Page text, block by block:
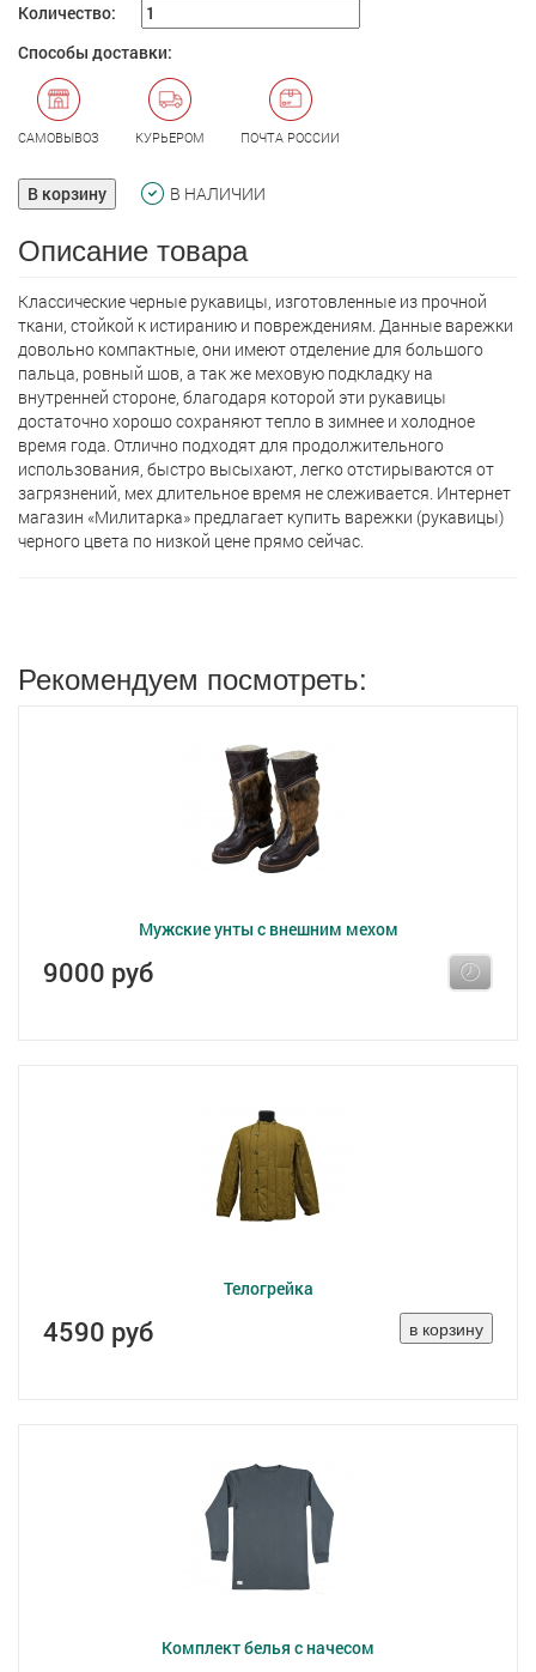
Количество:
Способы доставки:
САМОВЫВОЗ КУРЬЕРОМ ПОЧТА РОССИИ
В корзину В НАЛИЧИИ
Описание товара
Классические черные рукавицы, изготовленные из прочной
ткани, стойкой к истиранию и повреждениям. Данные варежки
довольно компактные, они имеют отделение для большого
пальца, ровный шов, а так же меховую подкладку на
внутренней стороне, благодаря которой эти рукавицы
достаточно хорошо сохраняют тепло в зимнее и холодное
время года. Отлично подходят для продолжительного
использования, быстро высыхают, легко отстирываются от
загрязнений, мех длительное время не слеживается. Интернет
магазин «Милитарка» предлагает кyпить варежки (рукавицы)
черного цвета по низкой цене прямо сейчас.
Рекомендуем посмотреть:
Мужские унты с внешним мехом
9000 руб
Телогрейка
4590 руб
Комплект белья с начесом